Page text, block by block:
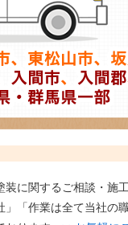
に関するご相談・施
」「作業は全て当社